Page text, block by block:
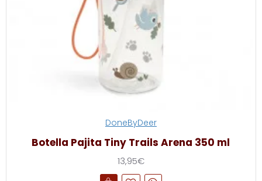
DoneByDeer
Botella Pajita Tiny Trails Arena 350 ml
13,95€